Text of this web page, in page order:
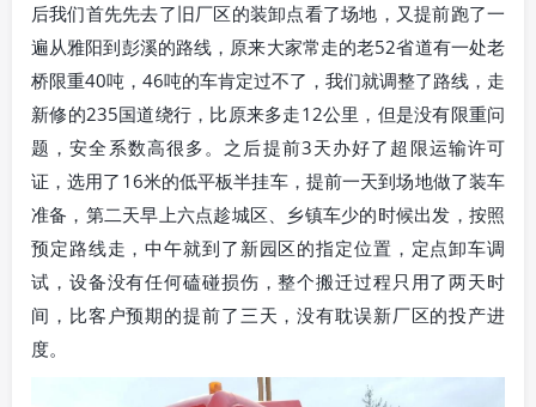
后我们首先先去了旧厂区的装卸点看了场地，又提前跑了一
遍从雅阳到彭溪的路线，原来大家常走的老52省道有一处老
桥限重40吨，46吨的车肯定过不了，我们就调整了路线，走
新修的235国道绕行，比原来多走12公里，但是没有限重问
题，安全系数高很多。之后提前3天办好了超限运输许可
证，选用了16米的低平板半挂车，提前一天到场地做了装车
准备，第二天早上六点趁城区、乡镇车少的时候出发，按照
预定路线走，中午就到了新园区的指定位置，定点卸车调
试，设备没有任何磕碰损伤，整个搬迁过程只用了两天时
间，比客户预期的提前了三天，没有耽误新厂区的投产进
度。